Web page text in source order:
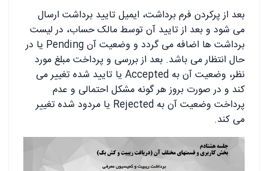
بعد از پرکردن فرم برداشت، ایمیل تایید برداشت ارسال
می شود و بعد از تایید آن توسط مالک حساب، در لیست
برداشت ها اضافه می گردد و وضعیت آن Pending یا در
حال انتظار می باشد. بعد از بررسی و پرداخت مبلغ مورد
نظر، وضعیت آن به Accepted یا تایید شده تغییر می
کند و در صورت بروز هر گونه مشکل احتمالی و عدم
پرداخت وضعیت آن به Rejected یا مردود شده تغییر
می کند.